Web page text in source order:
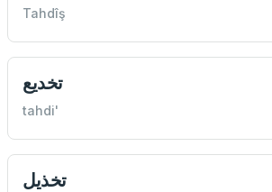
Tahdîş
تخدیع
tahdi'
تخذيل